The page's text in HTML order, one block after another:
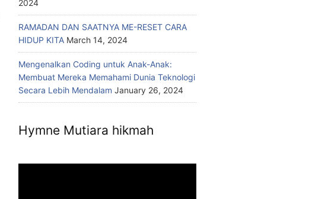
2024
RAMADAN DAN SAATNYA ME-RESET CARA
HIDUP KITA March 14, 2024
Mengenalkan Coding untuk Anak-Anak:
Membuat Mereka Memahami Dunia Teknologi
Secara Lebih Mendalam January 26, 2024
Hymne Mutiara hikmah